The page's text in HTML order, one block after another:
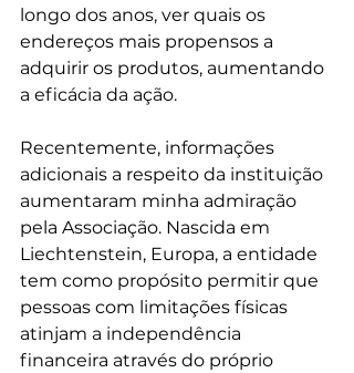
longo dos anos, ver quais os
endereços mais propensos a
adquirir os produtos, aumentando
a eficácia da ação.
Recentemente, informações
adicionais a respeito da instituição
aumentaram minha admiração
pela Associação. Nascida em
Liechtenstein, Europa, a entidade
tem como propósito permitir que
pessoas com limitações físicas
atinjam a independência
financeira através do próprio